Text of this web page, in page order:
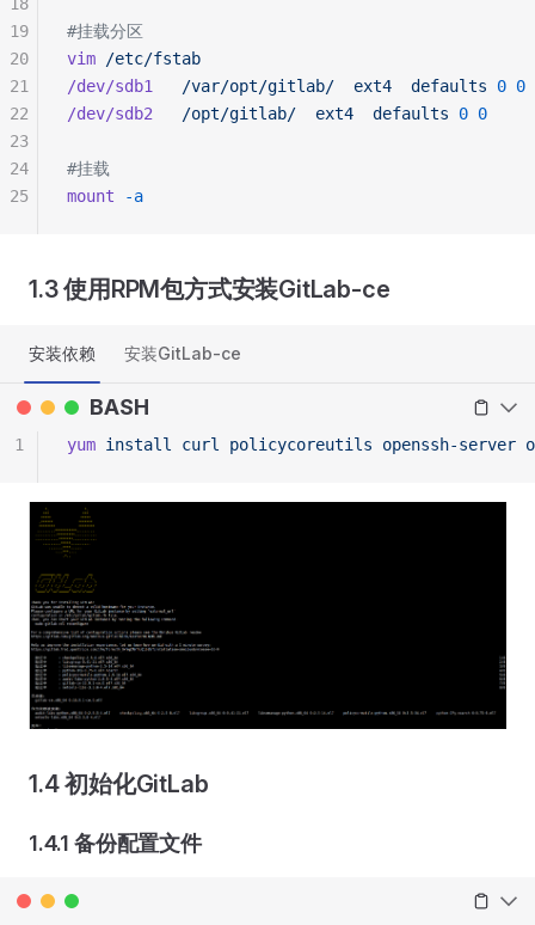
#挂载分区
vim /etc/fstab
/dev/sdb1
   /var/opt/gitlab/
  ext4
  defaults
0 0
/dev/sdb2
   /opt/gitlab/
  ext4
  defaults
0 0
#挂载
mount -a
18
19
20
21
22
23
24
25
1.3 使用RPM包方式安装GitLab-ce
安装依赖 安装GitLab-ce
BASH
yum install curl policycoreutils openssh-server
1
1.4 初始化GitLab
1.4.1 备份配置文件